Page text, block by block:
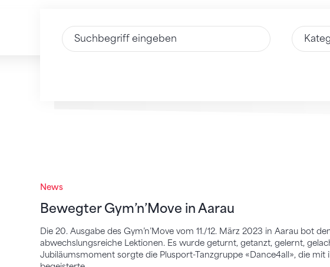
Text eingeben Wähle
News
Bewegter Gym’n’Move in Aarau
Die 20. Ausgabe des Gym’n’Move vom 11./12. März 2023 in Aarau bot
abwechslungsreiche Lektionen. Es wurde geturnt, getanzt, gelernt,
Jubiläumsmoment sorgte die Plusport-Tanzgruppe «Dance4all», die
Bewegter Gym’n’Move in Aarau